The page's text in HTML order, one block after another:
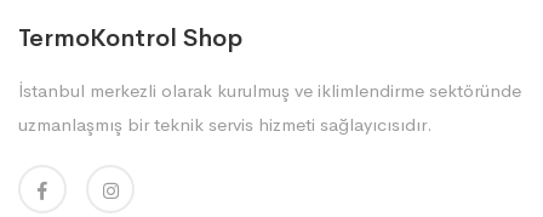
TermoKontrol Shop
İstanbul merkezli olarak kurulmuş ve iklimlendirme sektöründe
uzmanlaşmış bir teknik servis hizmeti sağlayıcısıdır.